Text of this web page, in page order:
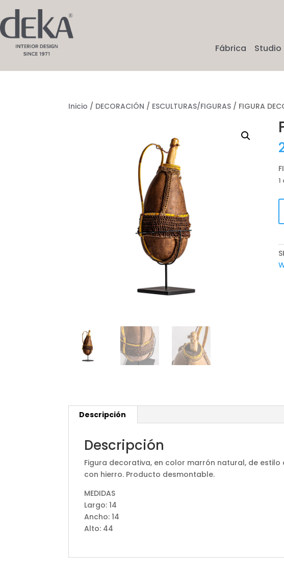
Fábrica Studio
Inicio / DECORACIÓN / ESCULTURAS/FIGURAS / FIGURA
1
Descripción
Descripción
Figura decorativa, en color marrón natural, de
con hierro. Producto desmontable.
MEDIDAS
Largo: 14
Ancho: 14
Alto: 44